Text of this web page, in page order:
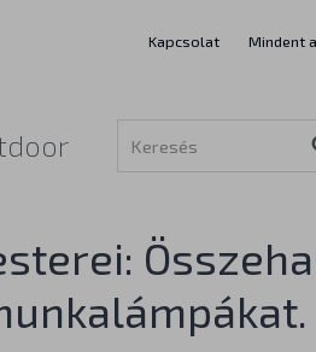
Kapcsolat Mindent